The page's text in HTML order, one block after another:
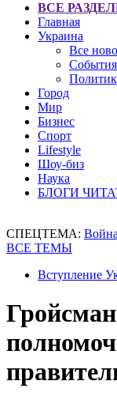
ВСЕ
Главная
Украина
Все
События
Город
Мир
Бизнес
Спорт
Lifestyle
Шоу-биз
Наука
БЛОГИ
СПЕЦТЕМА:
ВСЕ ТЕМЫ
Вступление